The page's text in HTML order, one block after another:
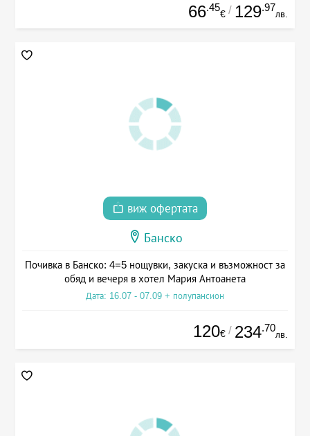
66.45
€ / 129.97
лв.
виж офертата
Банско
Почивка в Банско: 4=5 нощувки, закуска и възможност за
обяд и вечеря в хотел Мария Антоанета
Дата: 16.07 - 07.09 + полупансион
120€ / 234.70
лв.